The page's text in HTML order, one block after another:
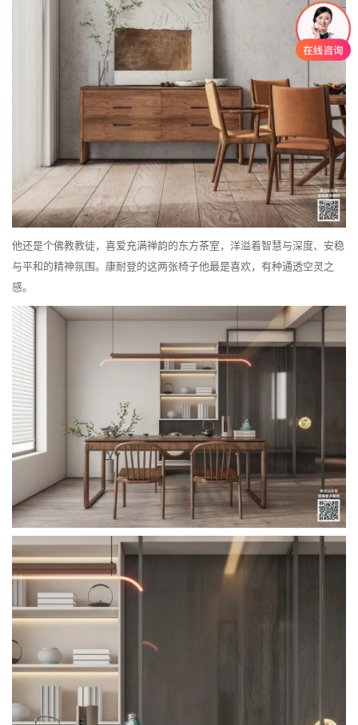
他还是个佛教教徒，喜爱充满禅韵的东方茶室，洋溢着智慧与深度、安稳
与平和的精神氛围。康耐登的这两张椅子他最是喜欢，有种通透空灵之
感。